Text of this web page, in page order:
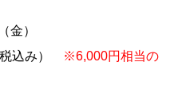
金）
税込み）
※6,000円相当の